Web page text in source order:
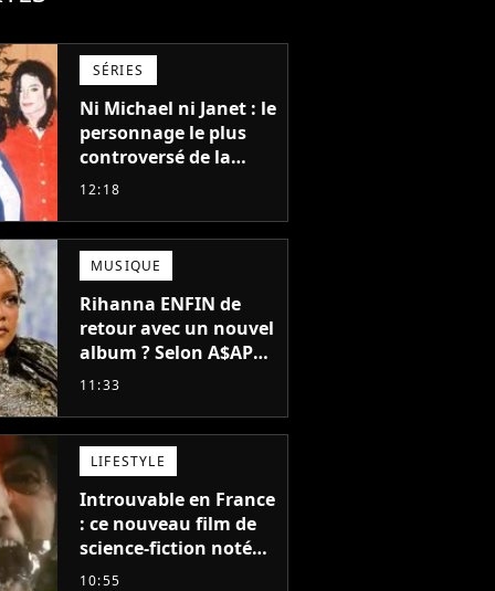
SÉRIES
Ni Michael ni Janet : le
personnage le plus
controversé de la
famille Jackson va
propre série
12:18
MUSIQUE
Rihanna ENFIN de
retour avec un nouvel
album ? Selon A$AP
Rocky, "c'est du
11:33
LIFESTYLE
Introuvable en France
: ce nouveau film de
science-fiction noté
55% est décrit comme
10:55